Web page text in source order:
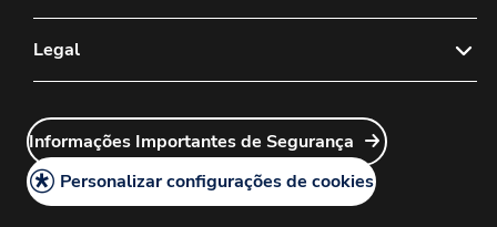
Notícias & Mídia
Política de Vendas de Lentes de Contato
Carreiras
Fale Conosco
FAQs
Sales Rep Login
Customer Service Login
Mapa do Site
Legal
Política Legal
Política de Cookies
Informações Importantes de Segurança
Personalizar configurações de cookies